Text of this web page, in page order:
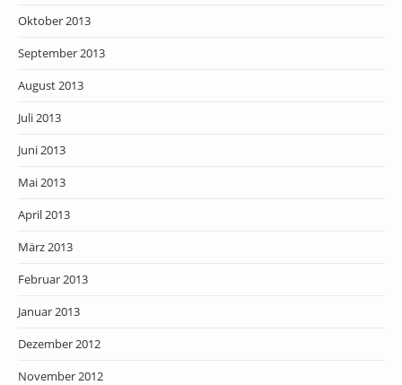
Oktober 2013
September 2013
August 2013
Juli 2013
Juni 2013
Mai 2013
April 2013
März 2013
Februar 2013
Januar 2013
Dezember 2012
November 2012